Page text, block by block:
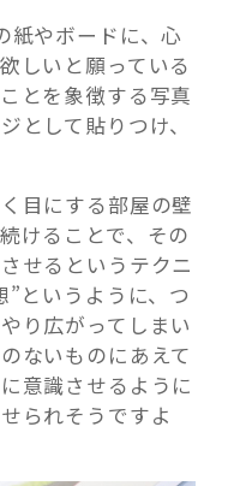
紙やボードに、心
しいと願っている
とを象徴する写真
として貼りつけ、
目にする部屋の壁
けることで、その
せるというテクニ
”というように、つ
り広がってしまい
ないものにあえて
意識させるように
られそうですよ